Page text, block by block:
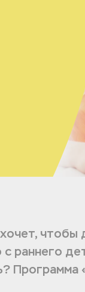
раннего
Программа